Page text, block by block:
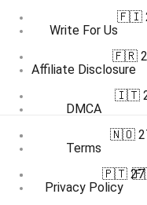
Write For Us
Affiliate Disclosure
DMCA
Terms
Privacy Policy
🇫🇮
🇫🇷
🇮🇹
🇳🇴 27
🇵🇹 27